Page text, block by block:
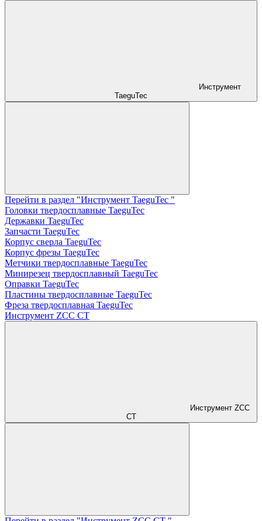
Инструмент
TaeguTec
Перейти в раздел "Инструмент TaeguTec "
Головки твердосплавные TaeguTec
Державки TaeguTec
Запчасти TaeguTec
Корпус сверла TaeguTec
Корпус фрезы TaeguTec
Метчики твердосплавные TaeguTec
Минирезец твердосплавный TaeguTec
Оправки TaeguTec
Пластины твердосплавные TaeguTec
Фреза твердосплавная TaeguTec
Инструмент ZCС CT
Инструмент ZCС
CT